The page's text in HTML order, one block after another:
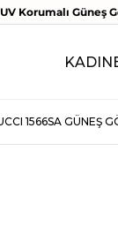
Korumalı Güneş
KADIN
1566SA GÜNEŞ